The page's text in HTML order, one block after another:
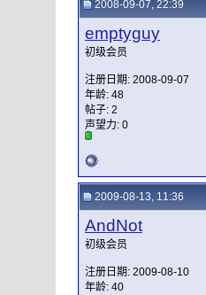
2008-09-07, 22:39
emptyguy
初级会员
注册日期: 2008-09-07
年龄: 48
帖子: 2
声望力: 0
2009-08-13, 11:36
AndNot
初级会员
注册日期: 2009-08-10
年龄: 40